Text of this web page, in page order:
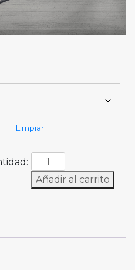
Limpiar
Añadir al carrito